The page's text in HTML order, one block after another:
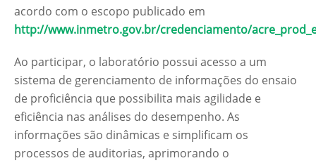
acordo com o escopo publicado em
http://www.inmetro.gov.br/credenciamento/
Ao participar, o laboratório possui acesso a um
sistema de gerenciamento de informações do ensaio
de proficiência que possibilita mais agilidade e
eficiência nas análises do desempenho. As
informações são dinâmicas e simplificam os
processos de auditorias, aprimorando o